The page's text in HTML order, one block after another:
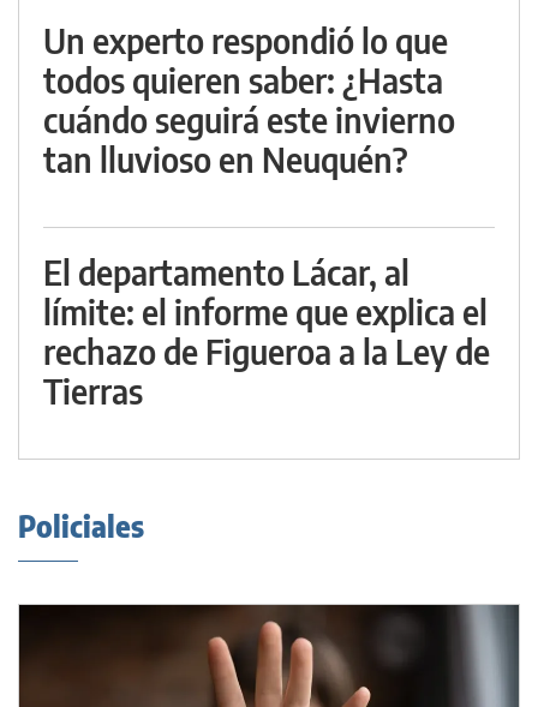
Un experto respondió lo que
todos quieren saber: ¿Hasta
cuándo seguirá este invierno
tan lluvioso en Neuquén?
El departamento Lácar, al
límite: el informe que explica el
rechazo de Figueroa a la Ley de
Tierras
Policiales